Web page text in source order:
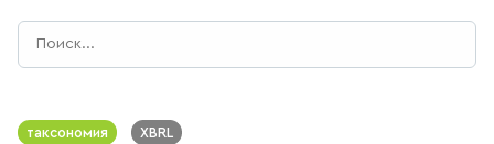
таксономия XBRL